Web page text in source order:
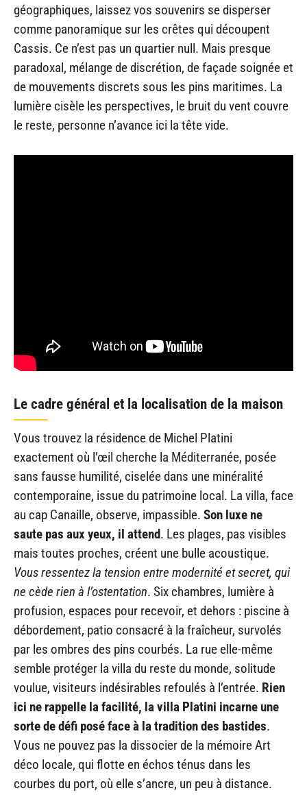
géographiques, laissez vos souvenirs se disperser
comme panoramique sur les crêtes qui découpent
Cassis. Ce n’est pas un quartier null. Mais presque
paradoxal, mélange de discrétion, de façade soignée et
de mouvements discrets sous les pins maritimes. La
lumière cisèle les perspectives, le bruit du vent couvre
le reste, personne n’avance ici la tête vide.
Le cadre général et la localisation de la maison
Vous trouvez la résidence de Michel Platini
exactement où l’œil cherche la Méditerranée, posée
sans fausse humilité, ciselée dans une minéralité
contemporaine, issue du patrimoine local. La villa, face
au cap Canaille, observe, impassible. Son luxe ne
saute pas aux yeux, il attend. Les plages, pas visibles
mais toutes proches, créent une bulle acoustique.
Vous ressentez la tension entre modernité et secret, qui
ne cède rien à l’ostentation. Six chambres, lumière à
profusion, espaces pour recevoir, et dehors : piscine à
débordement, patio consacré à la fraîcheur, survolés
par les ombres des pins courbés. La rue elle-même
semble protéger la villa du reste du monde, solitude
voulue, visiteurs indésirables refoulés à l’entrée. Rien
ici ne rappelle la facilité, la villa Platini incarne une
sorte de défi posé face à la tradition des bastides.
Vous ne pouvez pas la dissocier de la mémoire Art
déco locale, qui flotte en échos ténus dans les
courbes du port, où elle s’ancre, un peu à distance.